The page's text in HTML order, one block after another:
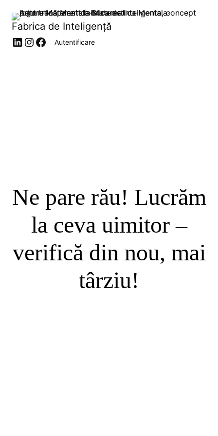
Fabrica de Inteligență
Autentificare
Ne pare rău! Lucrăm
la ceva uimitor –
verifică din nou, mai
târziu!